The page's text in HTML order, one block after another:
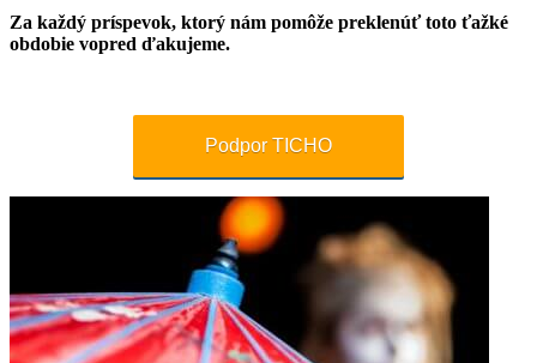
Za každý príspevok, ktorý nám pomôže preklenúť toto ťažké
obdobie vopred ďakujeme.
Podpor TICHO